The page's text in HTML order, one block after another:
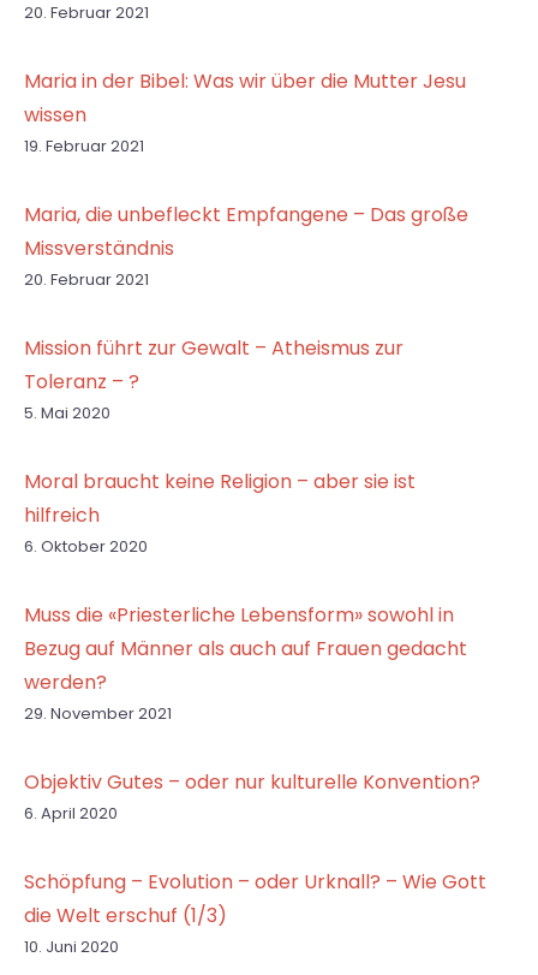
20. Februar 2021
Maria in der Bibel: Was wir über die Mutter Jesu
wissen
19. Februar 2021
Maria, die unbefleckt Empfangene – Das große
Missverständnis
20. Februar 2021
Mission führt zur Gewalt – Atheismus zur
Toleranz – ?
5. Mai 2020
Moral braucht keine Religion – aber sie ist
hilfreich
6. Oktober 2020
Muss die «Priesterliche Lebensform» sowohl in
Bezug auf Männer als auch auf Frauen gedacht
werden?
29. November 2021
Objektiv Gutes – oder nur kulturelle Konvention?
6. April 2020
Schöpfung – Evolution – oder Urknall? – Wie Gott
die Welt erschuf (1/3)
10. Juni 2020